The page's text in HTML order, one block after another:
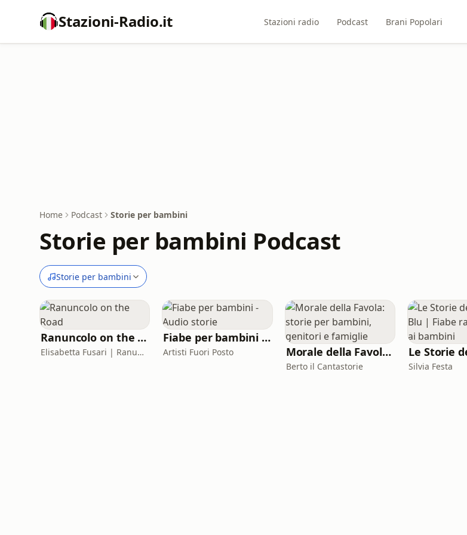
Stazioni-Radio.it Stazioni radio Podcast Brani Popolari
Home Podcast Storie per bambini
Storie per bambini Podcast
Storie per bambini
Ranuncolo on the Road
Elisabetta Fusari | Ranuncolo Libri
Fiabe per bambini - Audio storie
Artisti Fuori Posto Morale della Favola: storie per bambini, genitori e famiglie
Berto il Cantastorie Silvia Festa